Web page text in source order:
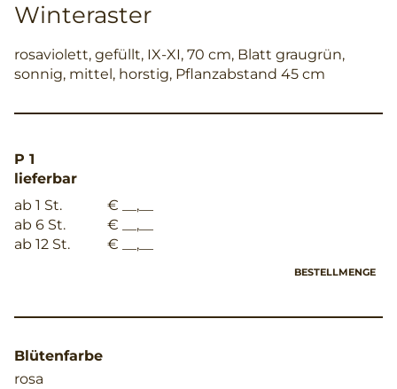
Winteraster
rosaviolett, gefüllt, IX-XI, 70 cm, Blatt graugrün,
sonnig, mittel, horstig, Pflanzabstand 45 cm
P 1
lieferbar
ab 1 St.
€ __,__
ab 6 St.
€ __,__
ab 12 St.
€ __,__
BESTELLMENGE
Blütenfarbe
rosa